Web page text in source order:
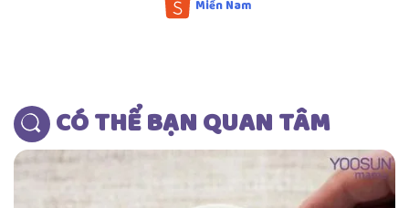
Miền Nam
CÓ THỂ BẠN QUAN TÂM